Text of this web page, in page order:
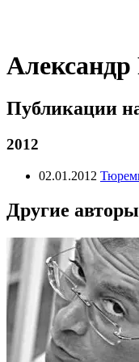
Публикации
2012
02.01.2012
Другие